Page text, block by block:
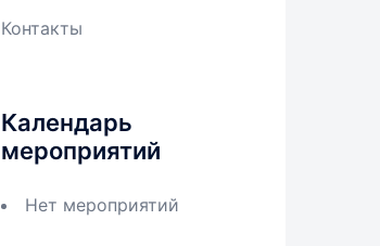
Контакты
Календарь
мероприятий
Нет мероприятий